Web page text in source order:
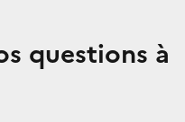
questions à